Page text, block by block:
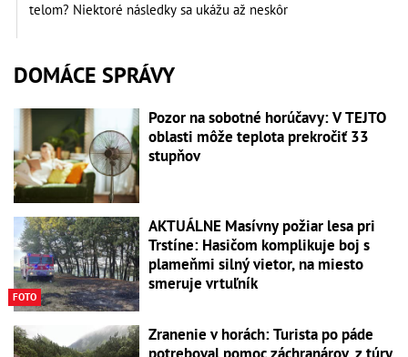
telom? Niektoré následky sa ukážu až neskôr
DOMÁCE SPRÁVY
Pozor na sobotné horúčavy: V TEJTO
oblasti môže teplota prekročiť 33
stupňov
FOTO
AKTUÁLNE Masívny požiar lesa pri
Trstíne: Hasičom komplikuje boj s
plameňmi silný vietor, na miesto
smeruje vrtuľník
Zranenie v horách: Turista po páde